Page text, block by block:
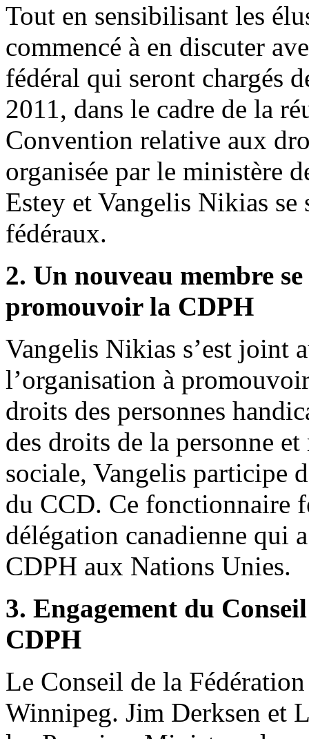
Tout en sensibilisant les
commencé à en discuter
fédéral qui seront chargés
2011, dans le cadre de la
Convention relative aux
organisée par le ministère
Estey et Vangelis Nikias se
fédéraux.
2. Un nouveau membre
promouvoir la CDPH
Vangelis Nikias s’est joint
l’organisation à
droits des personnes
des droits de la personne
sociale, Vangelis participe
du CCD. Ce fonctionnaire
délégation canadienne qui
CDPH aux Nations Unies.
3. Engagement du
CDPH
Le Conseil de la
Winnipeg. Jim Derksen et